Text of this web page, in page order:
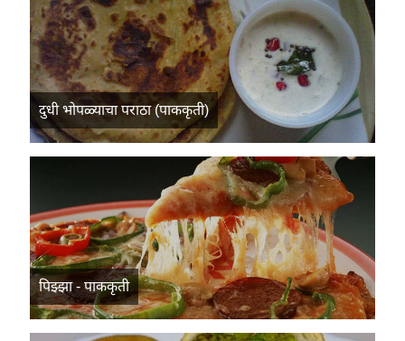
दुधी भोपळ्याचा पराठा (पाककृती)
पिझ्झा - पाककृती